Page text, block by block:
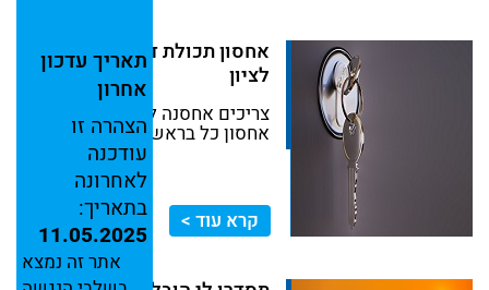
תאריך עדכון
אחרון
הצהרה זו
עודכנה
לאחרונה
בתאריך:
11.05.2025
אתר זה נמצא
אחסון תכולת דירה בראשון
לציון
צריכים אחסנה ליד הבית? סניף
אחסון כל בראשון...
קרא עוד >